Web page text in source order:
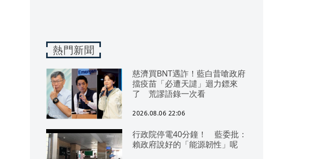
熱門新聞
慈濟買BNT遇詐！藍白昔嗆政府
擋疫苗「必遭天譴」迴力鏢來
了 荒謬語錄一次看
2026.08.06 22:06
行政院停電40分鐘！ 藍委批：
賴政府說好的「能源韌性」呢